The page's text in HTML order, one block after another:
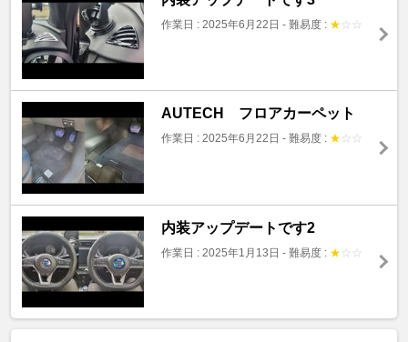
作業日 : 2025年6月22日 - 難易度 : ★ ☆ ☆
AUTECH フロアカーペット
作業日 : 2025年6月22日 - 難易度 : ★ ☆ ☆
内装アップデートです2
作業日 : 2025年1月13日 - 難易度 : ★ ☆ ☆